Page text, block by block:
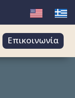
Επικοινωνία